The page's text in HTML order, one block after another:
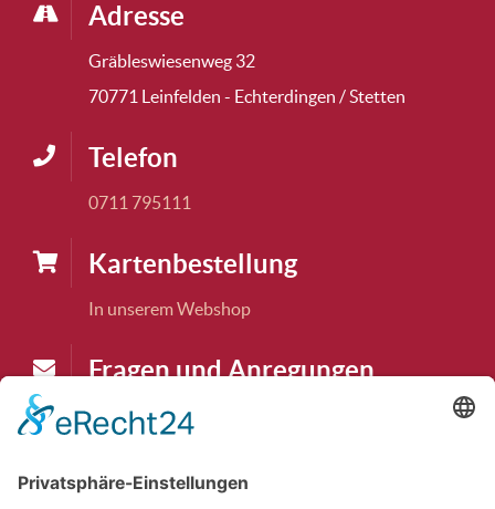
Adresse
Gräbleswiesenweg 32
70771 Leinfelden - Echterdingen / Stetten
Telefon
0711 795111
Karten­bestellung
In unserem Webshop
Fragen und Anregungen
karten@tudk.de
Theaterkasse